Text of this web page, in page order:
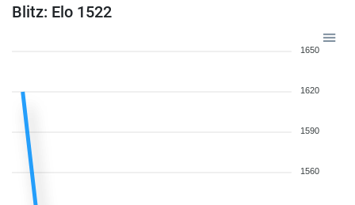
Blitz: Elo 1522
1650
1620
1590
1560